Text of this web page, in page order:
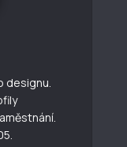
designu.